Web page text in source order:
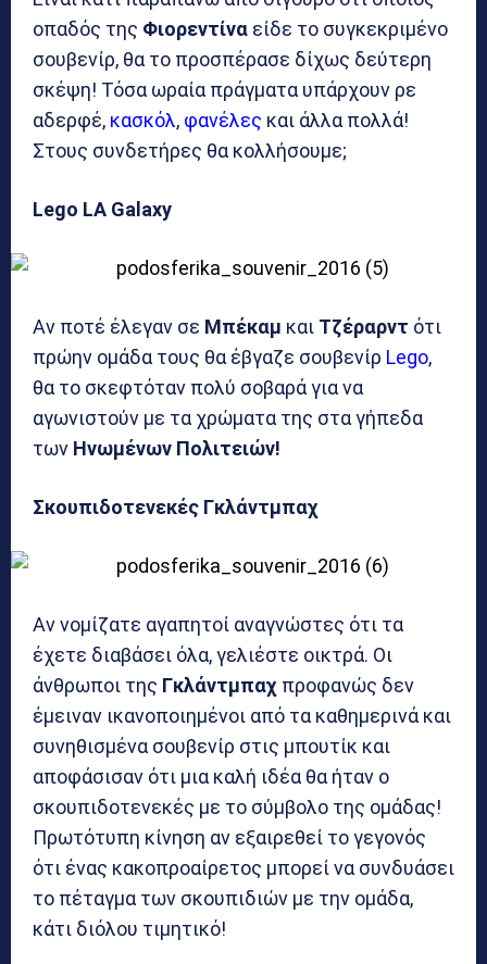
οπαδός της Φιορεντίνα είδε το συγκεκριμένο
σουβενίρ, θα το προσπέρασε δίχως δεύτερη
σκέψη! Τόσα ωραία πράγματα υπάρχουν ρε
αδερφέ, κασκόλ, φανέλες και άλλα πολλά!
Στους συνδετήρες θα κολλήσουμε;
Lego LA Galaxy
Αν ποτέ έλεγαν σε Μπέκαμ και Τζέραρντ ότι
πρώην ομάδα τους θα έβγαζε σουβενίρ Lego,
θα το σκεφτόταν πολύ σοβαρά για να
αγωνιστούν με τα χρώματα της στα γήπεδα
των Ηνωμένων Πολιτειών!
Σκουπιδοτενεκές Γκλάντμπαχ
Αν νομίζατε αγαπητοί αναγνώστες ότι τα
έχετε διαβάσει όλα, γελιέστε οικτρά. Οι
άνθρωποι της Γκλάντμπαχ προφανώς δεν
έμειναν ικανοποιημένοι από τα καθημερινά και
συνηθισμένα σουβενίρ στις μπουτίκ και
αποφάσισαν ότι μια καλή ιδέα θα ήταν ο
σκουπιδοτενεκές με το σύμβολο της ομάδας!
Πρωτότυπη κίνηση αν εξαιρεθεί το γεγονός
ότι ένας κακοπροαίρετος μπορεί να συνδυάσει
το πέταγμα των σκουπιδιών με την ομάδα,
κάτι διόλου τιμητικό!